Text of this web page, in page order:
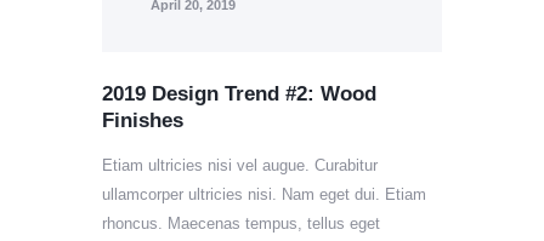
April 20, 2019
2019 Design Trend #2: Wood
Finishes
Etiam ultricies nisi vel augue. Curabitur
ullamcorper ultricies nisi. Nam eget dui. Etiam
rhoncus. Maecenas tempus, tellus eget